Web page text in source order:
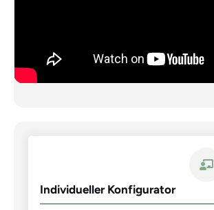
Individueller Konfigurator